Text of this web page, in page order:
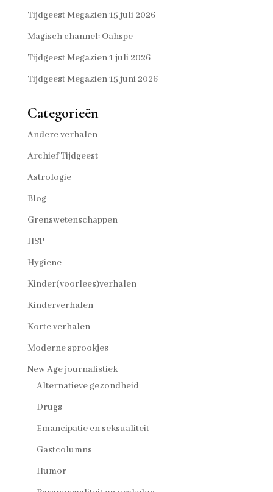
Tijdgeest Megazien 15 juli 2026
Magisch channel: Oahspe
Tijdgeest Megazien 1 juli 2026
Tijdgeest Megazien 15 juni 2026
Categorieën
Andere verhalen
Archief Tijdgeest
Astrologie
Blog
Grenswetenschappen
HSP
Hygiene
Kinder(voorlees)verhalen
Kinderverhalen
Korte verhalen
Moderne sprookjes
New Age journalistiek
Alternatieve gezondheid
Drugs
Emancipatie en seksualiteit
Gastcolumns
Humor